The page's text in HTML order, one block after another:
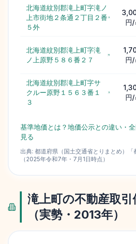
北海道紋別郡滝上町字滝ノ
上市街地２条通２丁目２番
５外
円/
北海道紋別郡滝上町字滝
ノ上原野５８６番２７
円/
北海道紋別郡滝上町字サ
クルー原野１５６３番１
３
円/
基準地価とは？地価公示との違い・
見る
出典: 都道府県（国土交通省とりまとめ） 「
（ 2025年令和7年 ・ 7月1日時点）
滝上町の不動産取
（実勢・ 2013年）